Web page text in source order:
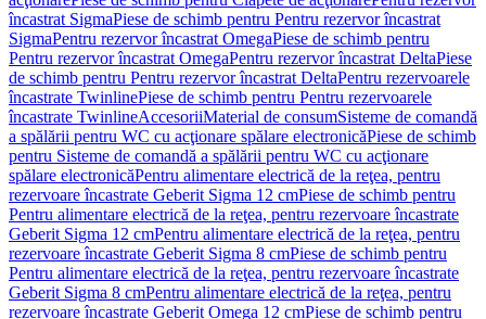
încastrat SigmaPiese de schimb pentru Pentru rezervor încastrat
SigmaPentru rezervor încastrat OmegaPiese de schimb pentru
Pentru rezervor încastrat OmegaPentru rezervor încastrat DeltaPiese
de schimb pentru Pentru rezervor încastrat DeltaPentru rezervoarele
încastrate TwinlinePiese de schimb pentru Pentru rezervoarele
încastrate TwinlineAccesoriiMaterial de consumSisteme de comandă
a spălării pentru WC cu acţionare spălare electronicăPiese de schimb
pentru Sisteme de comandă a spălării pentru WC cu acţionare
spălare electronicăPentru alimentare electrică de la reţea, pentru
rezervoare încastrate Geberit Sigma 12 cmPiese de schimb pentru
Pentru alimentare electrică de la reţea, pentru rezervoare încastrate
Geberit Sigma 12 cmPentru alimentare electrică de la reţea, pentru
rezervoare încastrate Geberit Sigma 8 cmPiese de schimb pentru
Pentru alimentare electrică de la reţea, pentru rezervoare încastrate
Geberit Sigma 8 cmPentru alimentare electrică de la reţea, pentru
rezervoare încastrate Geberit Omega 12 cmPiese de schimb pentru